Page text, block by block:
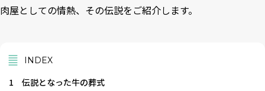
肉屋としての情熱、その伝説をご紹介します。
INDEX
1
伝説となった牛の葬式